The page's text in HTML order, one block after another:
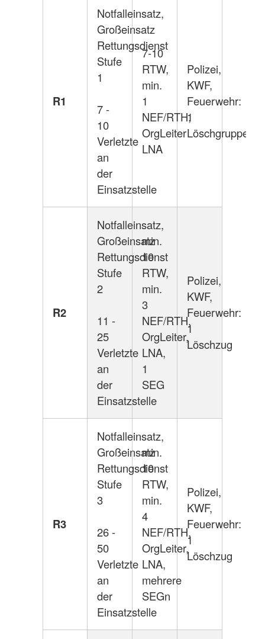
R1
Notfalleinsatz,
Großeinsatz
Rettungsdienst
Stufe
1
7 -
10
Verletzte
an
der
Einsatzstelle
7-10
RTW,
min.
1
NEF/RTH,
OrgLeiter
LNA
Polizei,
KWF,
Feuerwehr:
1
Löschgruppe
R2
Notfalleinsatz,
Großeinsatz
Rettungsdienst
Stufe
2
11 -
25
Verletzte
an
der
Einsatzstelle
min.
10
RTW,
min.
3
NEF/RTH,
OrgLeiter,
LNA,
1
SEG
Polizei,
KWF,
Feuerwehr:
1
Löschzug
R3
Notfalleinsatz,
Großeinsatz
Rettungsdienst
Stufe
3
26 -
50
Verletzte
an
der
Einsatzstelle
min.
10
RTW,
min.
4
NEF/RTH,
OrgLeiter,
LNA,
mehrere
SEGn
Polizei,
KWF,
Feuerwehr:
1
Löschzug